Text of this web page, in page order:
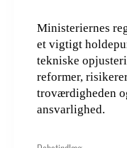
Ministeriernes
et vigtigt
tekniske
reformer,
troværdigheden
ansvarlighed.